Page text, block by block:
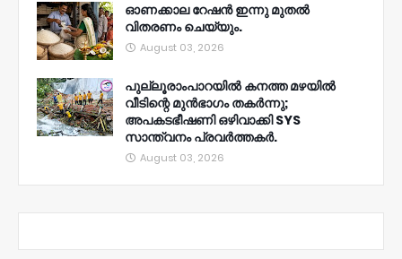
ഓണക്കാല റേഷൻ ഇന്നു മുതല്‍
വിതരണം ചെയ്യും.
August 03, 2026
പുല്ലൂരാംപാറയിൽ കനത്ത മഴയിൽ
വീടിന്റെ മുൻഭാഗം തകർന്നു;
അപകടഭീഷണി ഒഴിവാക്കി SYS
സാന്ത്വനം പ്രവർത്തകർ.
August 03, 2026